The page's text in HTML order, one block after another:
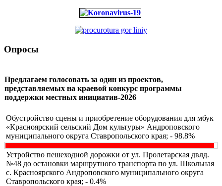
Опросы
Предлагаем голосовать за один из проектов,
представляемых на краевой конкурс программы
поддержки местных инициатив-2026
Обустройство сцены и приобретение оборудования для мбук
«Красноярский сельский Дом культуры» Андроповского
муниципального округа Ставропольского края; - 98.8%
Устройство пешеходной дорожки от ул. Пролетарская двлд.
№48 до остановки маршрутного транспорта по ул. Школьная
с. Красноярского Андроповского муниципального округа
Ставропольского края; - 0.4%